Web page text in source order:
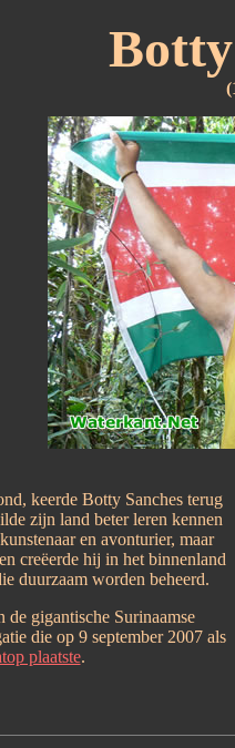
keerde Botty Sanches terug
zijn land beter leren kennen
en avonturier, maar
creëerde hij in het binnenland
duurzaam worden beheerd.
gigantische Surinaamse
die op 9 september 2007 als
plaatste.